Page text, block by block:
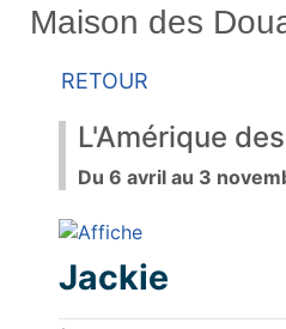
Maison des
Retour
L'Amérique
Du 6 avril au 3
Jackie